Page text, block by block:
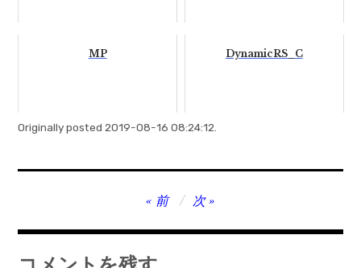
MP DynamicRS_C
Originally posted 2019-08-16 08:24:12.
稿
前 次